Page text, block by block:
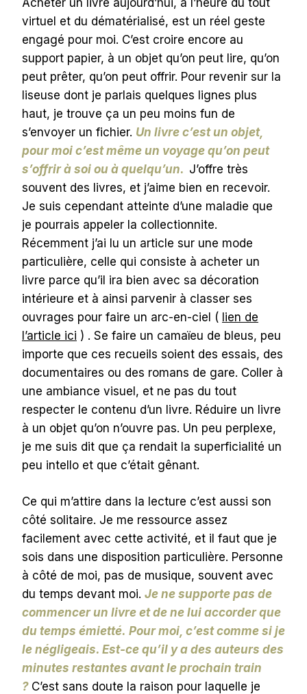
Acheter un livre aujourd’hui, à l’heure du tout
virtuel et du dématérialisé, est un réel geste
engagé pour moi. C’est croire encore au
support papier, à un objet qu’on peut lire, qu’on
peut prêter, qu’on peut offrir. Pour revenir sur la
liseuse dont je parlais quelques lignes plus
haut, je trouve ça un peu moins fun de
s’envoyer un fichier. Un livre c’est un objet,
pour moi c’est même un voyage qu’on peut
s’offrir à soi ou à quelqu’un. J’offre très
souvent des livres, et j’aime bien en recevoir.
Je suis cependant atteinte d’une maladie que
je pourrais appeler la collectionnite.
Récemment j’ai lu un article sur une mode
particulière, celle qui consiste à acheter un
livre parce qu’il ira bien avec sa décoration
intérieure et à ainsi parvenir à classer ses
ouvrages pour faire un arc-en-ciel ( lien de
l’article ici ) . Se faire un camaïeu de bleus, peu
importe que ces recueils soient des essais, des
documentaires ou des romans de gare. Coller à
une ambiance visuel, et ne pas du tout
respecter le contenu d’un livre. Réduire un livre
à un objet qu’on n’ouvre pas. Un peu perplexe,
je me suis dit que ça rendait la superficialité un
peu intello et que c’était gênant.
Ce qui m’attire dans la lecture c’est aussi son
côté solitaire. Je me ressource assez
facilement avec cette activité, et il faut que je
sois dans une disposition particulière. Personne
à côté de moi, pas de musique, souvent avec
du temps devant moi. Je ne supporte pas de
commencer un livre et de ne lui accorder que
du temps émietté. Pour moi, c’est comme si je
le négligeais. Est-ce qu’il y a des auteurs des
minutes restantes avant le prochain train
? C’est sans doute la raison pour laquelle je